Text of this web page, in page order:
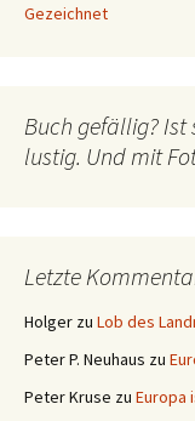
Gezeichnet
Buch gefällig?
lustig. Und mit
Letzte
Holger zu Lob des
Peter P. Neuhaus zu
Peter Kruse zu Europa